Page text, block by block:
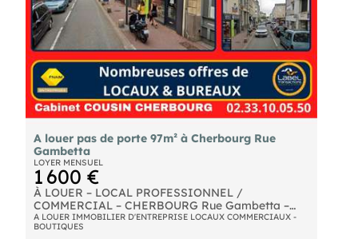
A louer pas de porte 97m² à Cherbourg Rue
Gambetta
LOYER MENSUEL
1 600 €
À LOUER – LOCAL PROFESSIONNEL /
COMMERCIAL – CHERBOURG Rue Gambetta –
50100 Cherbourg-en-Cotentin Situé sur un axe
passant, ce local de 97 m2 bénéficie d’une grande
A LOUER IMMOBILIER D'ENTREPRISE LOCAUX COMMERCIAUX -
BOUTIQUES